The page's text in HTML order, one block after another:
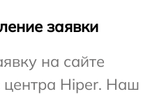
заявки
на сайте
центра Hiper. Наш